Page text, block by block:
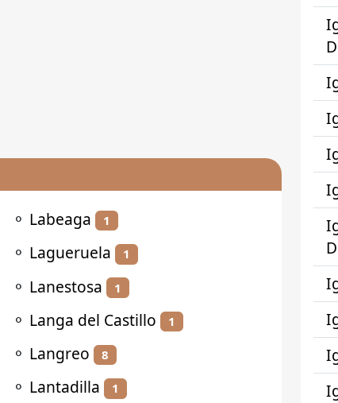
⚬ Labeaga 1
⚬ Lagueruela 1
⚬ Lanestosa 1
⚬ Langa del Castillo 1
⚬ Langreo 8
⚬ Lantadilla 1